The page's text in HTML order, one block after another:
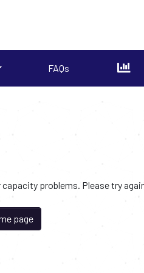
FAQs
problems. Please try
page